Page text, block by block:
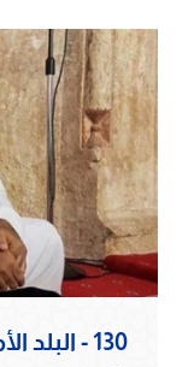
130 - البلد الأمين (1)